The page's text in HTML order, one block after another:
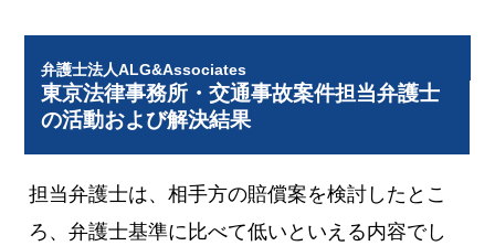
弁護士法人ALG&Associates
東京法律事務所・交通事故案件担当弁護士
の活動および解決結果
担当弁護士は、相手方の賠償案を検討したとこ
ろ、弁護士基準に比べて低いといえる内容でし